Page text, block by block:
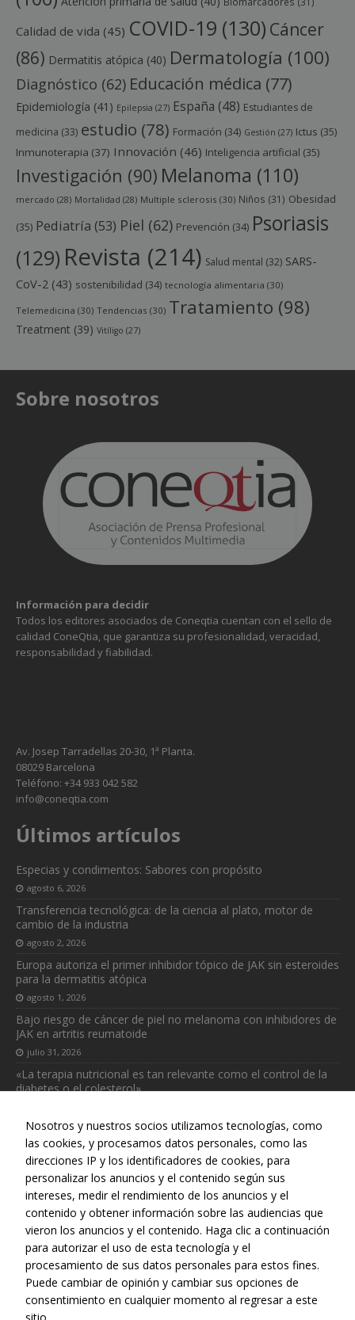
Calidad de vida (45) COVID-19 (130) Cáncer
(86) Dermatitis atópica (40) Dermatología (100)
Diagnóstico (62) Educación médica (77)
Epidemiología (41) Epilepsia (27) España (48) Estudiantes de
medicina (33) estudio (78) Formación (34) Gestión (27) Ictus (35)
Inmunoterapia (37) Innovación (46) Inteligencia artificial (35)
Investigación (90) Melanoma (110)
mercado (28) Mortalidad (28) Multiple sclerosis (30) Niños (31) Obesidad
(35) Pediatría (53) Piel (62) Prevención (34) Psoriasis
(129) Revista (214) Salud mental (32) SARS-
CoV-2 (43) sostenibilidad (34) tecnología alimentaria (30)
Telemedicina (30) Tendencias (30) Tratamiento (98)
Treatment (39) Vitíligo (27)
Sobre nosotros
Información para decidir
Todos los editores asociados de Coneqtia cuentan con el sello de
calidad ConeQtia, que garantiza su profesionalidad, veracidad,
responsabilidad y fiabilidad.
Av. Josep Tarradellas 20-30, 1ª Planta.
08029 Barcelona
Teléfono: +34 933 042 582
info@coneqtia.com
Últimos artículos
Especias y condimentos: Sabores con propósito
agosto 6, 2026
Transferencia tecnológica: de la ciencia al plato, motor de
cambio de la industria
agosto 2, 2026
Europa autoriza el primer inhibidor tópico de JAK sin esteroides
para la dermatitis atópica
agosto 1, 2026
Bajo riesgo de cáncer de piel no melanoma con inhibidores de
JAK en artritis reumatoide
julio 31, 2026
«La terapia nutricional es tan relevante como el control de la
diabetes o el colesterol»
Web realizada con el patrocinio del Centro Español de Derechos
Reprográficos
Nosotros y nuestros socios utilizamos tecnologías, como
las cookies, y procesamos datos personales, como las
direcciones IP y los identificadores de cookies, para
personalizar los anuncios y el contenido según sus
intereses, medir el rendimiento de los anuncios y el
contenido y obtener información sobre las audiencias que
vieron los anuncios y el contenido. Haga clic a continuación
para autorizar el uso de esta tecnología y el
procesamiento de sus datos personales para estos fines.
Puede cambiar de opinión y cambiar sus opciones de
consentimiento en cualquier momento al regresar a este